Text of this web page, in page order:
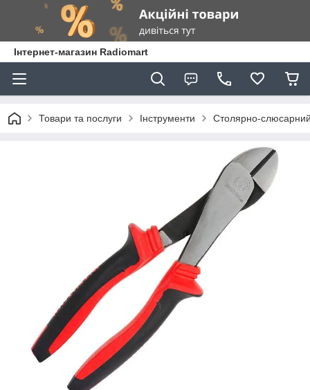
Інтернет-магазин Radiomart
Товари та послуги Інструменти Столярно-